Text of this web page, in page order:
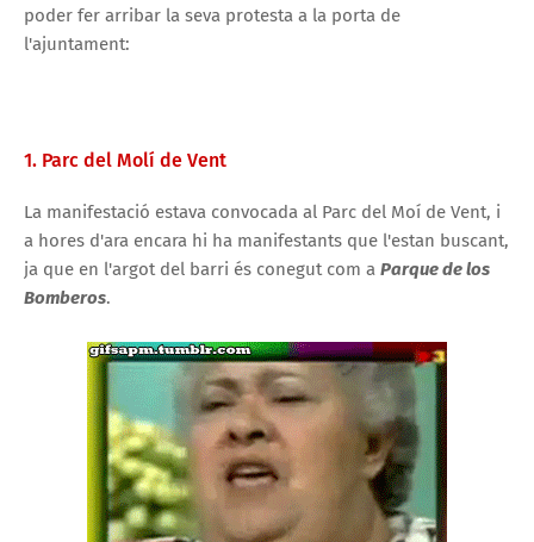
poder fer arribar la seva protesta a la porta de
l'ajuntament:
1. Parc del Molí de Vent
La manifestació estava convocada al Parc del Moí de Vent, i
a hores d'ara encara hi ha manifestants que l'estan buscant,
ja que en l'argot del barri és conegut com a Parque de los
Bomberos.